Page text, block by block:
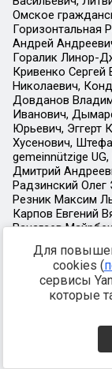
Для
cookies (
сервисы
которые